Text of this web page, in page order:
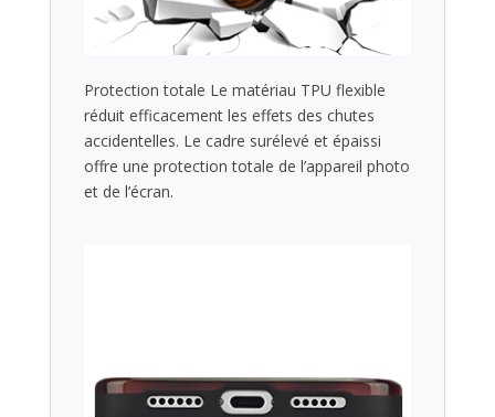
Protection totale Le matériau TPU flexible
réduit efficacement les effets des chutes
accidentelles. Le cadre surélevé et épaissi
offre une protection totale de l’appareil photo
et de l’écran.